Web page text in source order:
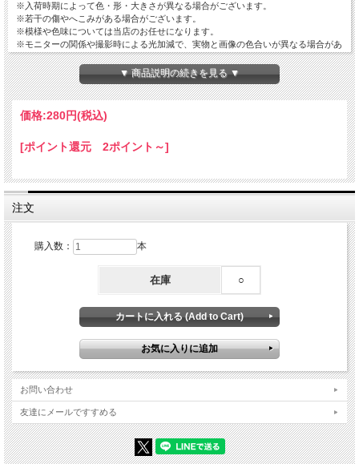
※入荷時期によって色・形・大きさが異なる場合がございます。
※若干の傷やへこみがある場合がございます。
※模様や色味については当店のお任せになります。
※モニターの関係や撮影時による光加減で、実物と画像の色合いが異なる場合があ
ります。
□お手入れについて
貝殻の主成分は炭酸カルシウムです。酸によって溶けて表面が曇るなどの変化があ
るため、汗（弱酸性）が付着した際は水で優しく手洗いしてください。洗剤を使用
する際は中性洗剤をご使用ください。
▼ 商品説明の続きを見る ▼
価格:280円(税込)
[ポイント還元 2ポイント～]
注文
購入数： 本
在庫 ○
お問い合わせ
友達にメールですすめる